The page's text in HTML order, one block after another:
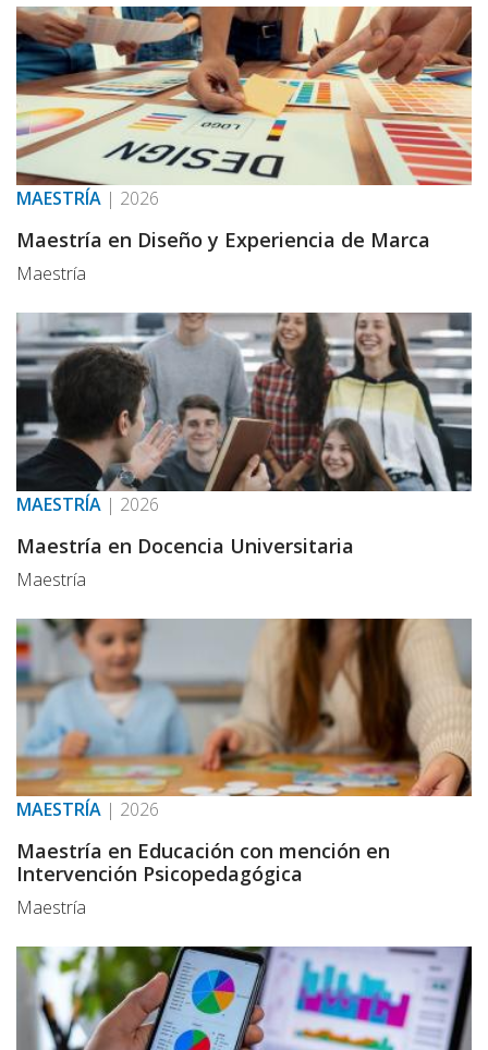
MAESTRÍA | 2026
Maestría en Diseño y Experiencia de Marca
Maestría
MAESTRÍA | 2026
Maestría en Docencia Universitaria
Maestría
MAESTRÍA | 2026
Maestría en Educación con mención en
Intervención Psicopedagógica
Maestría